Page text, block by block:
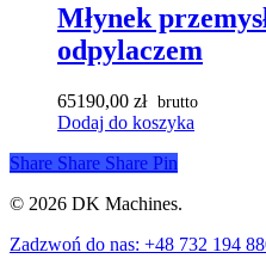
Młynek
odpylaczem
65190,00 zł
Dodaj do koszyka
Share Share Share Pin
© 2026 DK Machines.
Close
Zadzwoń do nas: +48 732 194